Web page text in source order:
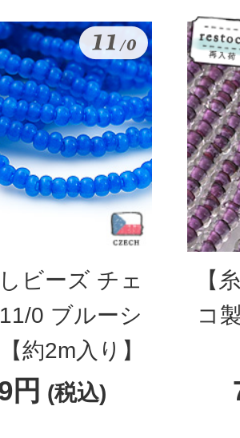
しビーズ チェ
0 ブルーシ
約2m入り】
円 (税込)
【
コ